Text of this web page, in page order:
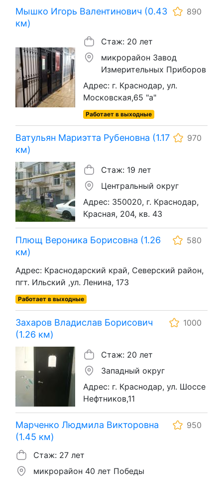
Мышко Игорь Валентинович (0.43
км)
890
Стаж: 20 лет
микрорайон Завод
Измерительных Приборов
Адрес: г. Краснодар, ул.
Московская,65 "а"
Работает в выходные
Ватульян Мариэтта Рубеновна (1.17
км)
970
Стаж: 19 лет
Центральный округ
Адрес: 350020, г. Краснодар,
Красная, 204, кв. 43
Плющ Вероника Борисовна (1.26
км)
580
Адрес: Краснодарский край, Северский район,
пгт. Ильский ,ул. Ленина, 173
Работает в выходные
Захаров Владислав Борисович
(1.26 км)
1000
Стаж: 20 лет
Западный округ
Адрес: г. Краснодар, ул. Шоссе
Нефтников,11
Марченко Людмила Викторовна
(1.45 км)
950
Стаж: 27 лет
микрорайон 40 лет Победы